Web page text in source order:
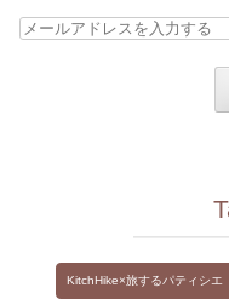
メ
KitchHike×旅するパティシエ